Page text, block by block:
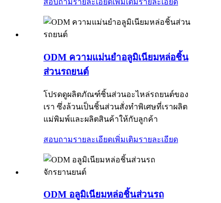
สอบถามรายละเอียดเพิ่มเติมรายละเอียด
ODM ความแม่นยำอลูมิเนียมหล่อชิ้น
ส่วนรถยนต์
โปรดดูผลิตภัณฑ์ชิ้นส่วนอะไหล่รถยนต์ของ
เรา ซึ่งล้วนเป็นชิ้นส่วนสั่งทำพิเศษที่เราผลิต
แม่พิมพ์และผลิตสินค้าให้กับลูกค้า
สอบถามรายละเอียดเพิ่มเติมรายละเอียด
ODM อลูมิเนียมหล่อชิ้นส่วนรถ